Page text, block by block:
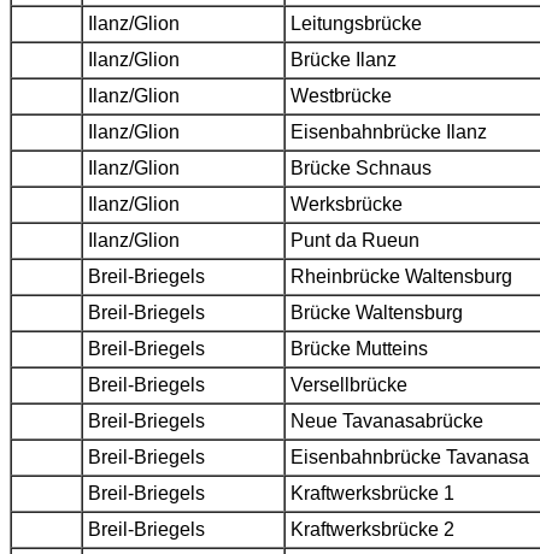
Ilanz/Glion
Leitungsbrücke
Ilanz/Glion
Brücke Ilanz
Ilanz/Glion
Westbrücke
Ilanz/Glion
Eisenbahnbrücke Ilanz
Ilanz/Glion
Brücke Schnaus
Ilanz/Glion
Werksbrücke
Ilanz/Glion
Punt da Rueun
Breil-Briegels
Rheinbrücke Waltensburg
Breil-Briegels
Brücke Waltensburg
Breil-Briegels
Brücke Mutteins
Breil-Briegels
Versellbrücke
Breil-Briegels
Neue Tavanasabrücke
Breil-Briegels
Eisenbahnbrücke Tavanasa
Breil-Briegels
Kraftwerksbrücke 1
Breil-Briegels
Kraftwerksbrücke 2